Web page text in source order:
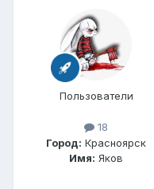
Пользователи
18
Город: Красноярск
Имя: Яков